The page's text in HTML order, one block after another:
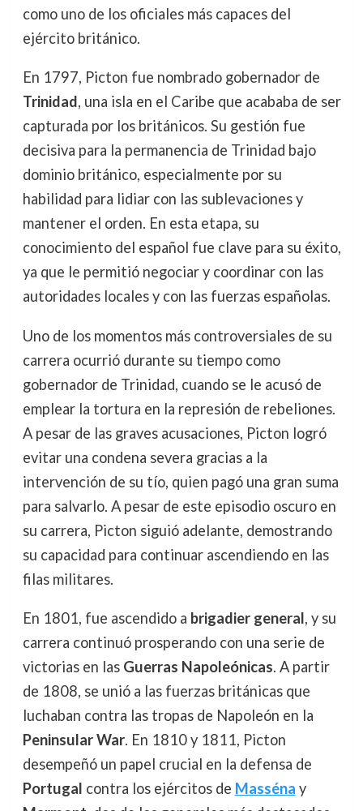
como uno de los oficiales más capaces del
ejército británico.
En 1797, Picton fue nombrado gobernador de
Trinidad, una isla en el Caribe que acababa de ser
capturada por los británicos. Su gestión fue
decisiva para la permanencia de Trinidad bajo
dominio británico, especialmente por su
habilidad para lidiar con las sublevaciones y
mantener el orden. En esta etapa, su
conocimiento del español fue clave para su éxito,
ya que le permitió negociar y coordinar con las
autoridades locales y con las fuerzas españolas.
Uno de los momentos más controversiales de su
carrera ocurrió durante su tiempo como
gobernador de Trinidad, cuando se le acusó de
emplear la tortura en la represión de rebeliones.
A pesar de las graves acusaciones, Picton logró
evitar una condena severa gracias a la
intervención de su tío, quien pagó una gran suma
para salvarlo. A pesar de este episodio oscuro en
su carrera, Picton siguió adelante, demostrando
su capacidad para continuar ascendiendo en las
filas militares.
En 1801, fue ascendido a brigadier general, y su
carrera continuó prosperando con una serie de
victorias en las Guerras Napoleónicas. A partir
de 1808, se unió a las fuerzas británicas que
luchaban contra las tropas de Napoleón en la
Peninsular War. En 1810 y 1811, Picton
desempeñó un papel crucial en la defensa de
Portugal contra los ejércitos de Masséna y